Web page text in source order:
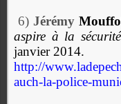
6) Jérémy
aspire à la
janvier 2014.
http://
auch-la-police-